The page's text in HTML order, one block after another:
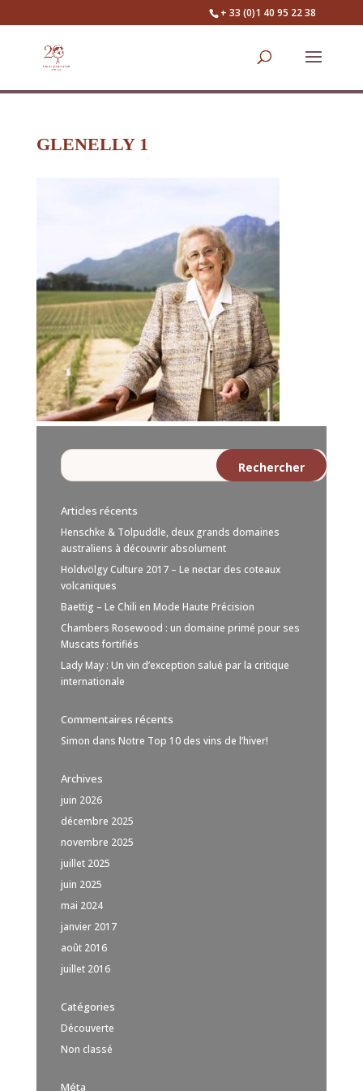
+ 33 (0)1 40 95 22 38
GLENELLY 1
Articles récents
Henschke & Tolpuddle, deux grands domaines
australiens à découvrir absolument
Holdvölgy Culture 2017 – Le nectar des coteaux
volcaniques
Baettig – Le Chili en Mode Haute Précision
Chambers Rosewood : un domaine primé pour ses
Muscats fortifiés
Lady May : Un vin d’exception salué par la critique
internationale
Commentaires récents
Simon dans Notre Top 10 des vins de l’hiver!
Archives
juin 2026
décembre 2025
novembre 2025
juillet 2025
juin 2025
mai 2024
janvier 2017
août 2016
juillet 2016
Catégories
Découverte
Non classé
Méta